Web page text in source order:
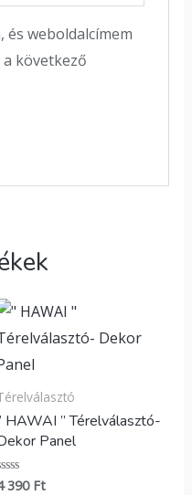
és weboldalcímem
következő
HAWAI ” Térelválasztó-
Panel
390 Ft